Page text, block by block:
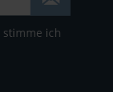
stimme ich